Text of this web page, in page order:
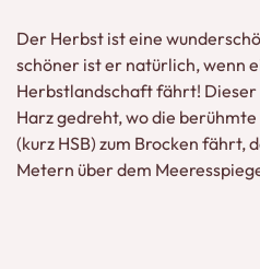
Der Herbst ist eine
schöner ist er natürlich, wenn
Herbstlandschaft fährt! Dieser
Harz gedreht, wo die
(kurz HSB) zum Brocken fährt,
Metern über dem